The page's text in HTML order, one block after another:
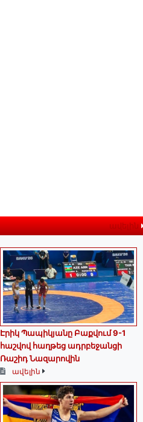
ավելին
Էրիկ Պապիկյանը Բաքվում 9-1
հաշվով հաղթեց ադրբեջանցի
Ռաշիդ Նազարովին
ավելին